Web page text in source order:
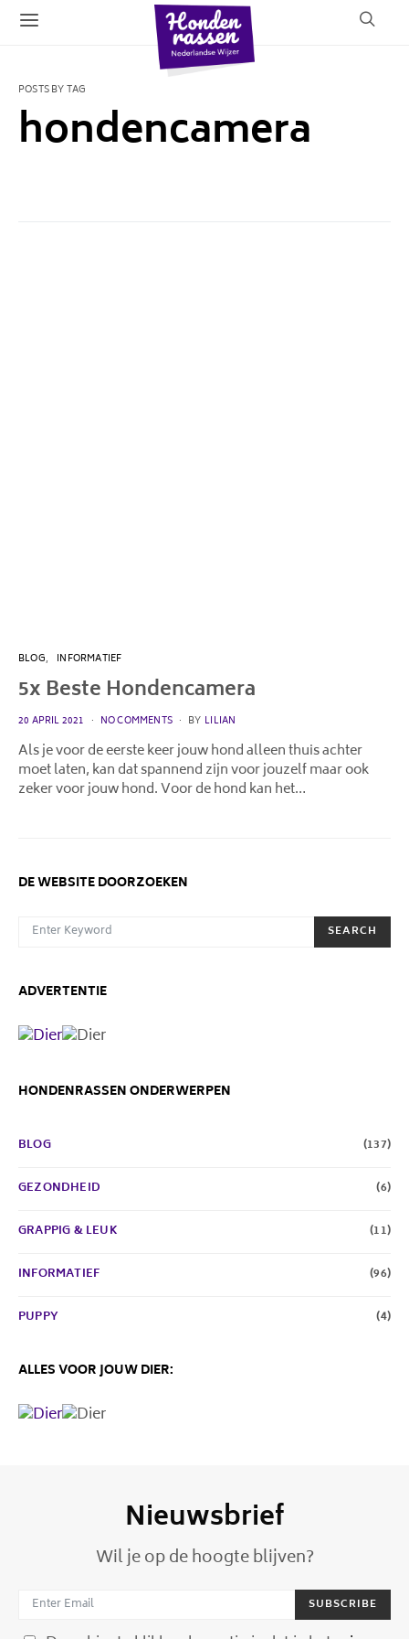
POSTS BY TAG
hondencamera
BLOG INFORMATIEF
5x Beste Hondencamera
POSTED
20 APRIL 2021 NO COMMENTS BY LILIAN
Als je voor de eerste keer jouw hond alleen thuis achter
moet laten, kan dat spannend zijn voor jouzelf maar ook
zeker voor jouw hond. Voor de hond kan het…
DE WEBSITE DOORZOEKEN
SEARCH FOR:
SEARCH
ADVERTENTIE
HONDENRASSEN ONDERWERPEN
BLOG (137)
GEZONDHEID (6)
GRAPPIG & LEUK (11)
INFORMATIEF (96)
PUPPY (4)
ALLES VOOR JOUW DIER:
Nieuwsbrief
Wil je op de hoogte blijven?
SUBSCRIBE